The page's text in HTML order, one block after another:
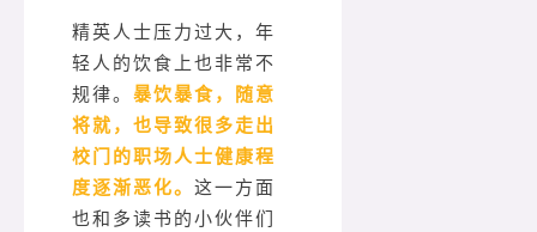
精英人士压力过大，年
轻人的饮食上也非常不
规律。 暴饮暴食，随意
将就，也导致很多走出
校门的职场人士健康程
度逐渐恶化。 这一方面
也和多读书的小伙伴们